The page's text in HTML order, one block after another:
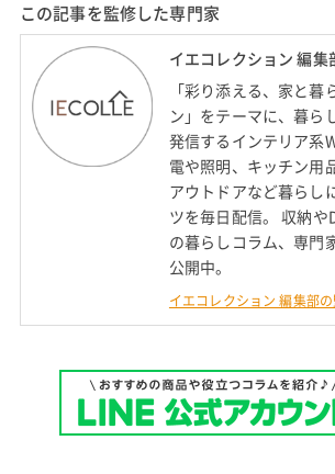
この記事を監修した専門家
イエコレクション 編
「彩り添える、家と暮
ン」をテーマに、暮ら
発信するインテリア系
電や照明、キッチン用
アウトドアなど暮らし
ツを毎日配信。 収納や
の暮らしコラム、専門
公開中。
イエコレクション 編集部